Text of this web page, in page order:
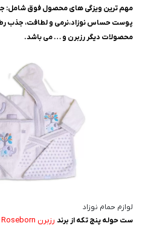
مهم ترین ویزگی های محصول فوق شامل: جنس
پوست حساس نوزاد،نرمی و لطافت، جذب
محصولات دیگر رزبرن و … می باشد.
لوازم حمام نوزاد
ست حوله پنج تکه از برند رزبرن Roseborn